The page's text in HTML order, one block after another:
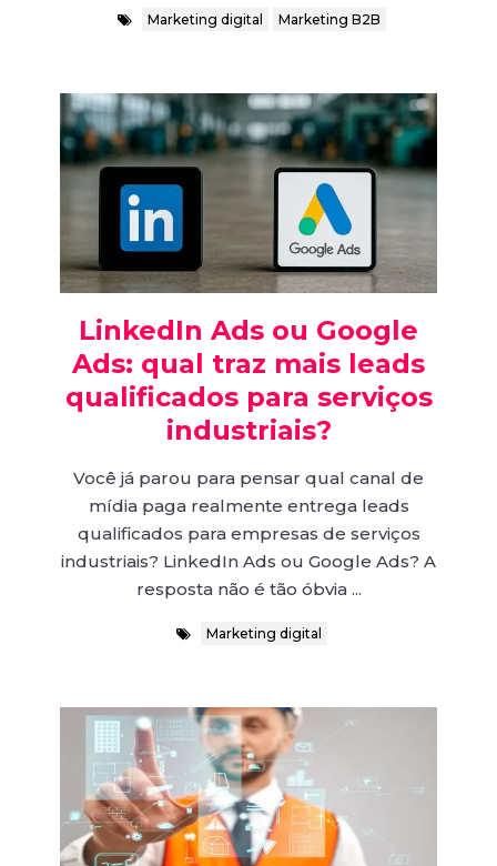
Marketing digital Marketing B2B
LinkedIn Ads ou Google
Ads: qual traz mais leads
qualificados para serviços
industriais?
Você já parou para pensar qual canal de
mídia paga realmente entrega leads
qualificados para empresas de serviços
industriais? LinkedIn Ads ou Google Ads? A
resposta não é tão óbvia ...
Marketing digital